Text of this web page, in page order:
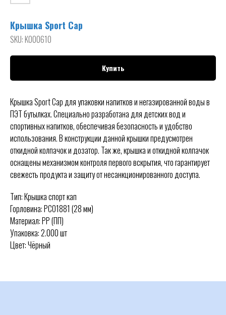
Крышка Sport Cap
SKU:K000610
Купить
Крышка Sport Cap для упаковки напитков и негазированной воды в
ПЭТ бутылках. Cпециально разработана для детских вод и
спортивных напитков, обеспечивая безопасность и удобство
использования. В конструкции данной крышки предусмотрен
откидной колпачок и дозатор. Так же, крышка и откидной колпачок
оснащены механизмом контроля первого вскрытия, что гарантирует
свежесть продукта и защиту от несанкционированного доступа.
Тип: Крышка спорт кап
Горловина: PCO1881 (28 мм)
Материал: PP (ПП)
Упаковка: 2.000 шт
Цвет: Чёрный